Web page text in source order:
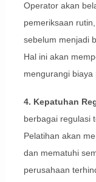
Operator akan
pemeriksaan
sebelum menjadi
Hal ini akan
mengurangi biaya
4. Kepatuhan
berbagai regulasi
Pelatihan akan
dan mematuhi
perusahaan